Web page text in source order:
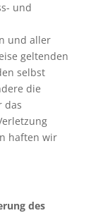
und
und aller
geltenden
selbst
die
das
haften wir
des